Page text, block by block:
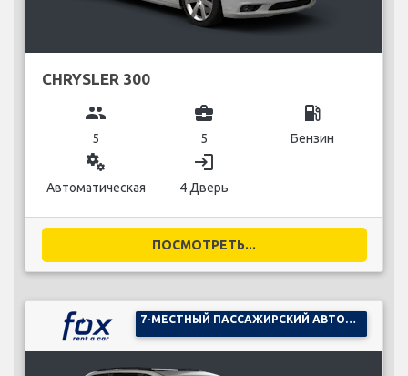
CHRYSLER 300
group
5
business_center
5
local_gas_station
Бензин
miscellaneous_services
Автоматическая
login
4 Дверь
ПОСМОТРЕТЬ...